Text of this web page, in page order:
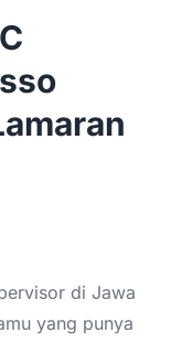
di Jawa
yang punya